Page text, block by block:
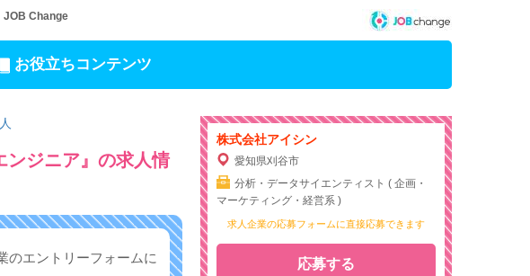
JOB Change
お役立ちコンテンツ
ンジニア』の求人情
のエントリーフォームに
株式会社アイシン
愛知県刈谷市
分析・データサイエンティスト ( 企画・
マーケティング・経営系 )
求人企業の応募フォームに直接応募できます
応募する